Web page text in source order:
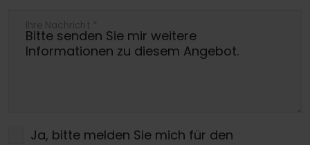
Ihre Nachricht *
Ja, bitte melden Sie mich für den